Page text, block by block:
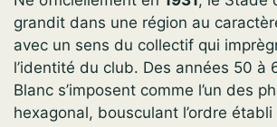
grandit dans une région au
avec un sens du collectif qui
l’identité du club. Des années 50 à
Blanc s’imposent comme l’un des
hexagonal, bousculant l’ordre